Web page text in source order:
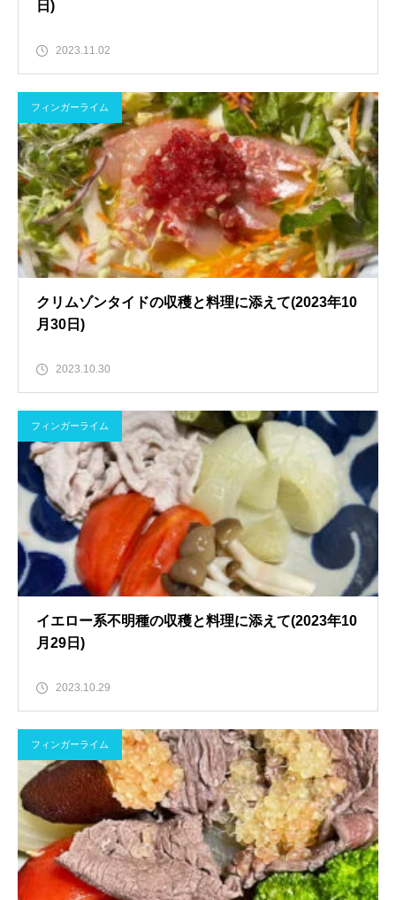
日)
2023.11.02
フィンガーライム
クリムゾンタイドの収穫と料理に添えて(2023年10
月30日)
2023.10.30
フィンガーライム
イエロー系不明種の収穫と料理に添えて(2023年10
月29日)
2023.10.29
フィンガーライム